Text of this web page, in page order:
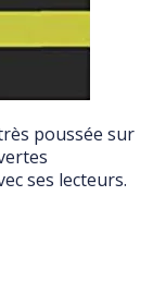
poussée sur
ses lecteurs.